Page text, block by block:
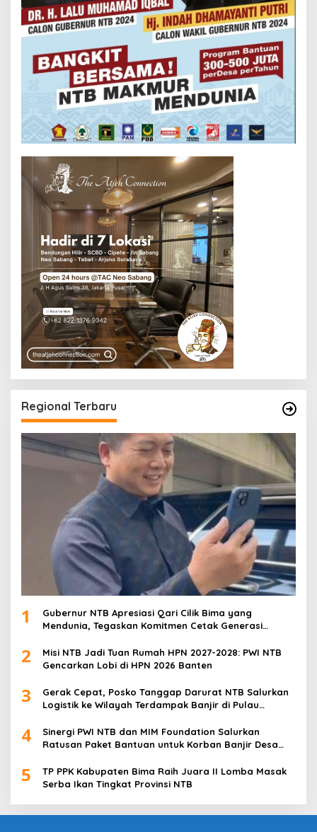
Regional Terbaru
1
Gubernur NTB Apresiasi Qari Cilik Bima yang
Mendunia, Tegaskan Komitmen Cetak Generasi
2
Misi NTB Jadi Tuan Rumah HPN 2027-2028: PWI NTB
Gencarkan Lobi di HPN 2026 Banten
3
Gerak Cepat, Posko Tanggap Darurat NTB Salurkan
Logistik ke Wilayah Terdampak Banjir di Pulau
4
Sinergi PWI NTB dan MIM Foundation Salurkan
Ratusan Paket Bantuan untuk Korban Banjir Desa
5
TP PPK Kabupaten Bima Raih Juara II Lomba Masak
Serba Ikan Tingkat Provinsi NTB